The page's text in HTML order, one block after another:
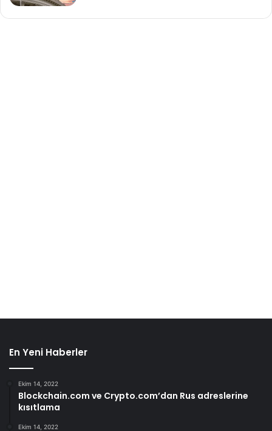
En Yeni Haberler
Ekim 14, 2022
Blockchain.com ve Crypto.com’dan Rus adreslerine
kısıtlama
Ekim 14, 2022